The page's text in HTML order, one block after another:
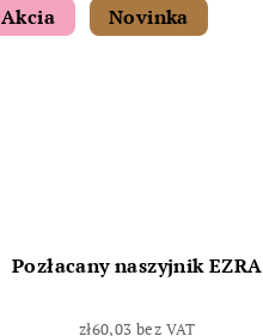
Akcia Novinka
Pozłacany naszyjnik EZRA
zł60,03 bez VAT